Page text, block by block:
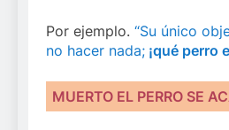
Por ejemplo. “Su único
no hacer nada; ¡qué perro
MUERTO EL PERRO SE